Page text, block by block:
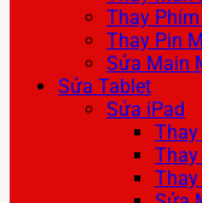
Thay
Thay Pin
Sửa Main
Sửa Tablet
Sửa iPad
Thay